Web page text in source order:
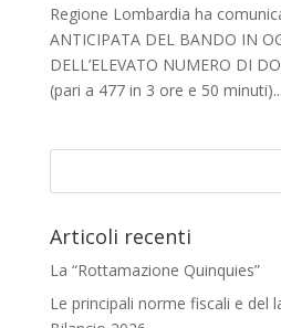
Regione Lombardia ha
ANTICIPATA DEL BANDO IN
DELL’ELEVATO NUMERO DI
(pari a 477 in 3 ore e 50
Articoli recenti
La “Rottamazione Quinquies”
Le principali norme fiscali e del